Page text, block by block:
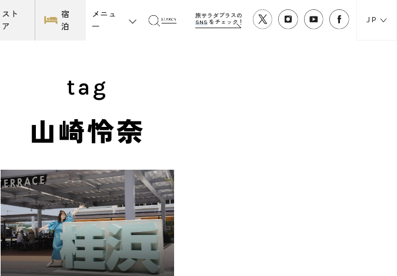
スト
ア
宿
泊
メニュ
ー
旅サラダプラスの
SNS をチェック！ JP
tag
山崎怜奈